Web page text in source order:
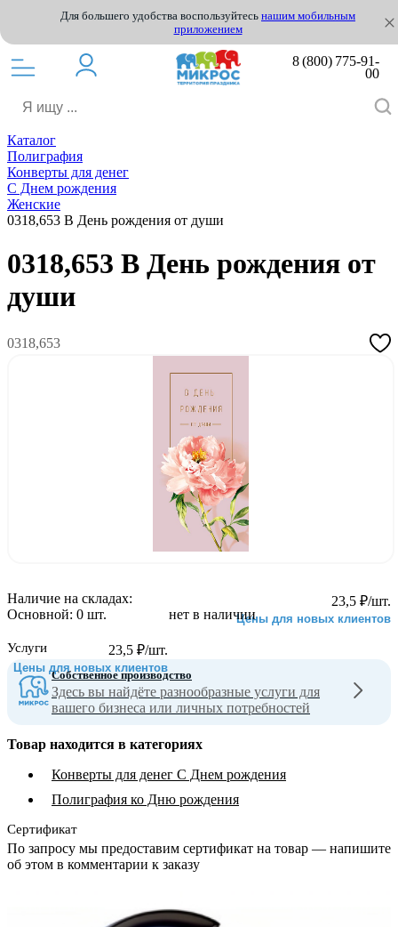
Для большего удобства воспользуйтесь нашим мобильным
приложением
8 (800) 775-91-
00
Каталог
Полиграфия
Конверты для денег
С Днем рождения
Женские
0318,653 В День рождения от души
0318,653 В День рождения от
души
0318,653
23,5 ₽/шт.
Цены для новых клиентов
нет в наличии
23,5 ₽/шт.
Цены для новых клиентов
Наличие на складах:
Основной: 0 шт.
Услуги
Собственное производство
Здесь вы найдёте разнообразные услуги для
вашего бизнеса или личных потребностей
Товар находится в категориях
Конверты для денег С Днем рождения
Полиграфия ко Дню рождения
Сертификат
По запросу мы предоставим сертификат на товар — напишите
об этом в комментарии к заказу